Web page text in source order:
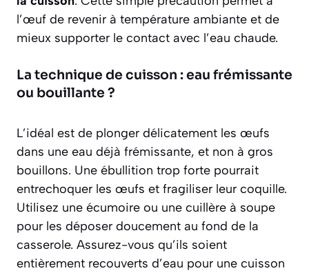
l’œuf de revenir à température ambiante et de
mieux supporter le contact avec l’eau chaude.
La technique de cuisson : eau frémissante
ou bouillante ?
L’idéal est de plonger délicatement les œufs
dans une eau déjà frémissante, et non à gros
bouillons. Une ébullition trop forte pourrait
entrechoquer les œufs et fragiliser leur coquille.
Utilisez une écumoire ou une cuillère à soupe
pour les déposer doucement au fond de la
casserole. Assurez-vous qu’ils soient
entièrement recouverts d’eau pour une cuisson